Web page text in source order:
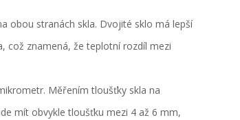
obou stranách skla. Dvojité sklo má lepší
což znamená, že teplotní rozdíl mezi
Měřením tloušťky skla na
mít obvykle tloušťku mezi 4 až 6 mm,